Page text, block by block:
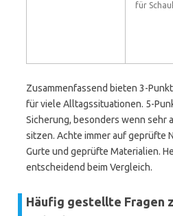
für
Zusammenfassend bieten 3-
für viele Alltagssituationen. 5-
Sicherung, besonders wenn sehr
sitzen. Achte immer auf geprüfte
Gurte und geprüfte Materialien.
entscheidend beim Vergleich.
Häufig gestellte Fragen